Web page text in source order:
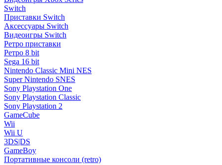
Switch
Приставки Switch
Аксессуары Switch
Видеоигры Switch
Ретро приставки
Ретро 8 bit
Sega 16 bit
Nintendo Classic Mini NES
Super Nintendo SNES
Sony Playstation One
Sony Playstation Classic
Sony Playstation 2
GameCube
Wii
Wii U
3DS|DS
GameBoy
Портативные консоли (retro)